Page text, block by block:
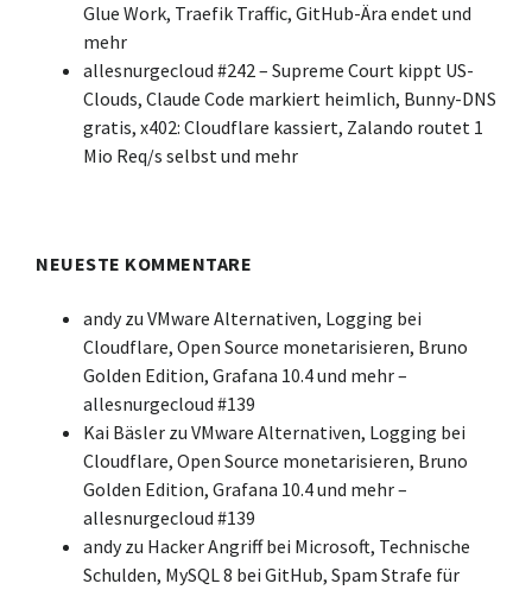
Glue Work, Traefik Traffic, GitHub-Ära endet und
mehr
allesnurgecloud #242 – Supreme Court kippt US-
Clouds, Claude Code markiert heimlich, Bunny-DNS
gratis, x402: Cloudflare kassiert, Zalando routet 1
Mio Req/s selbst und mehr
NEUESTE KOMMENTARE
andyzu VMware Alternativen, Logging bei
Cloudflare, Open Source monetarisieren, Bruno
Golden Edition, Grafana 10.4 und mehr –
allesnurgecloud #139
Kai Bäsler zu VMware Alternativen, Logging bei
Cloudflare, Open Source monetarisieren, Bruno
Golden Edition, Grafana 10.4 und mehr –
allesnurgecloud #139
andyzu Hacker Angriff bei Microsoft, Technische
Schulden, MySQL 8 bei GitHub, Spam Strafe für